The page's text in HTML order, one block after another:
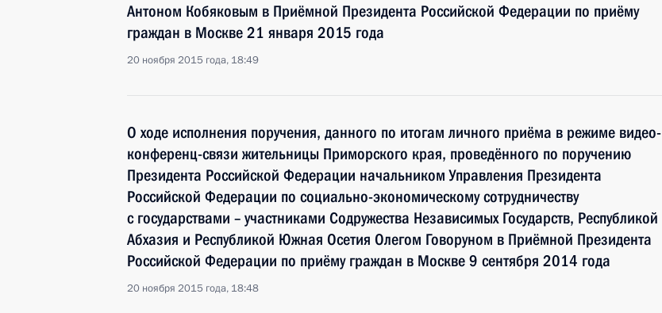
Антоном Кобяковым в Приёмной Президента Российской Федерации по приёму
граждан в Москве 21 января 2015 года
20 ноября 2015 года, 18:49
О ходе исполнения поручения, данного по итогам личного приёма в режиме видео-
конференц-связи жительницы Приморского края, проведённого по поручению
Президента Российской Федерации начальником Управления Президента
Российской Федерации по социально-экономическому сотрудничеству
с государствами – участниками Содружества Независимых Государств, Республикой
Абхазия и Республикой Южная Осетия Олегом Говоруном в Приёмной Президента
Российской Федерации по приёму граждан в Москве 9 сентября 2014 года
20 ноября 2015 года, 18:48